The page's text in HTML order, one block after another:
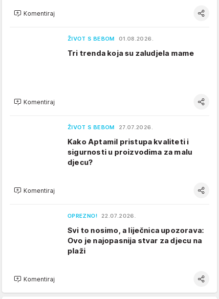
Komentiraj
ŽIVOT S BEBOM 01.08.2026.
Tri trenda koja su zaludjela mame
Komentiraj
ŽIVOT S BEBOM 27.07.2026.
Kako Aptamil pristupa kvaliteti i
sigurnosti u proizvodima za malu
djecu?
Komentiraj
OPREZNO! 22.07.2026.
Svi to nosimo, a liječnica upozorava:
Ovo je najopasnija stvar za djecu na
plaži
Komentiraj